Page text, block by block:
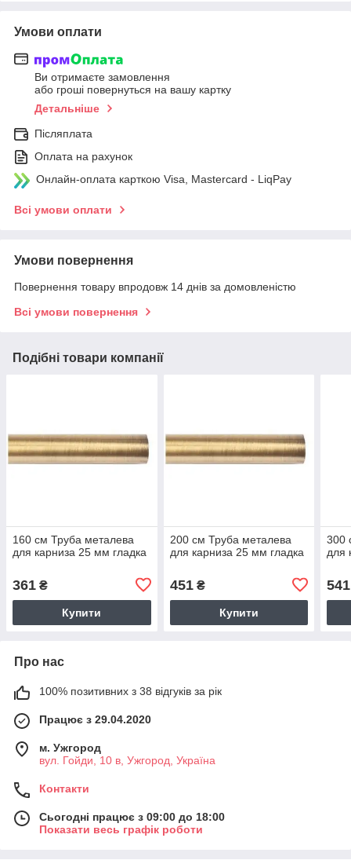
Умови оплати
Ви отримаєте замовлення
або гроші повернуться на вашу картку
Детальніше
Післяплата
Оплата на рахунок
Онлайн-оплата карткою Visa, Mastercard - LiqPay
Всі умови оплати
Умови повернення
Повернення товару впродовж 14 днів за домовленістю
Всі умови повернення
Подібні товари компанії
160 см Труба металева
для карниза 25 мм гладка
361 ₴
Купити
200 см Труба металева
для карниза 25 мм гладка
451₴
Купити
300
для
541
Про нас
100% позитивних з 38 відгуків за рік
Працює з 29.04.2020
м. Ужгород
вул. Гойди, 10 в, Ужгород, Україна
Контакти
Сьогодні працює з 09:00 до 18:00
Показати весь графік роботи